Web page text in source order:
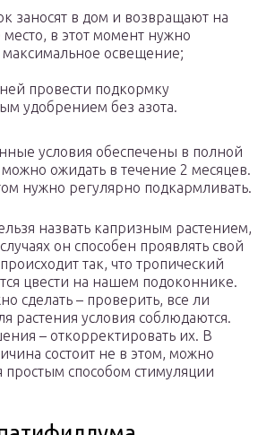
заносят в дом и возвращают на
место, в этот момент нужно
максимальное освещение;
провести подкормку
удобрением без азота.
условия обеспечены в полной
ожидать в течение 2 месяцев.
нужно регулярно подкармливать.
назвать капризным растением,
он способен проявлять свой
так, что тропический
цвести на нашем подоконнике.
сделать – проверить, все ли
растения условия соблюдаются.
– откорректировать их. В
состоит не в этом, можно
простым способом стимуляции